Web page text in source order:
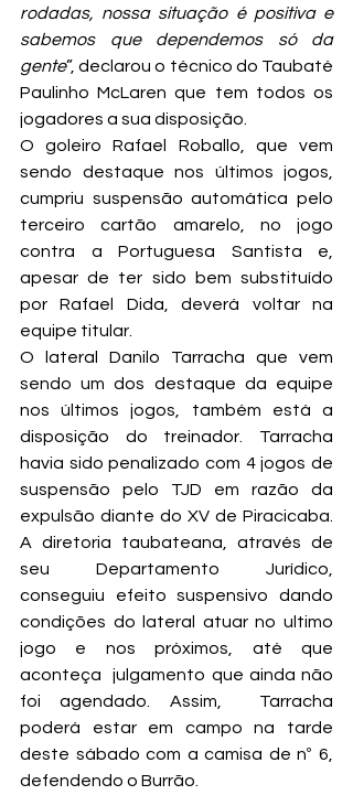
rodadas, nossa situação é positiva e
sabemos que dependemos só da
gente”, declarou o técnico do Taubaté
Paulinho McLaren que tem todos os
jogadores a sua disposição.
O goleiro Rafael Roballo, que vem
sendo destaque nos últimos jogos,
cumpriu suspensão automática pelo
terceiro cartão amarelo, no jogo
contra a Portuguesa Santista e,
apesar de ter sido bem substituído
por Rafael Dida, deverá voltar na
equipe titular.
O lateral Danilo Tarracha que vem
sendo um dos destaque da equipe
nos últimos jogos, também está a
disposição do treinador. Tarracha
havia sido penalizado com 4 jogos de
suspensão pelo TJD em razão da
expulsão diante do XV de Piracicaba.
A diretoria taubateana, através de
seu Departamento Jurídico,
conseguiu efeito suspensivo dando
condições do lateral atuar no ultimo
jogo e nos próximos, até que
aconteça  julgamento que ainda não
foi agendado. Assim,  Tarracha
poderá estar em campo na tarde
deste sábado com a camisa de nº 6,
defendendo o Burrão.